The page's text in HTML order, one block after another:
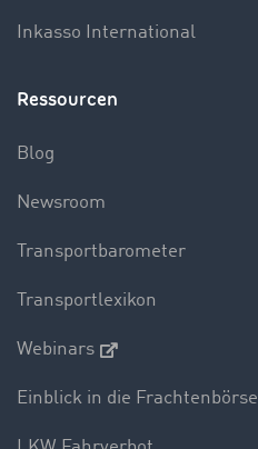
Inkasso International
Ressourcen
Blog
Newsroom
Transportbarometer
Transportlexikon
Webinars
Einblick in die Frachtenbörse